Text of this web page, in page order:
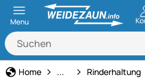
Menu
Home Tierbedarf
... Rinderhaltung